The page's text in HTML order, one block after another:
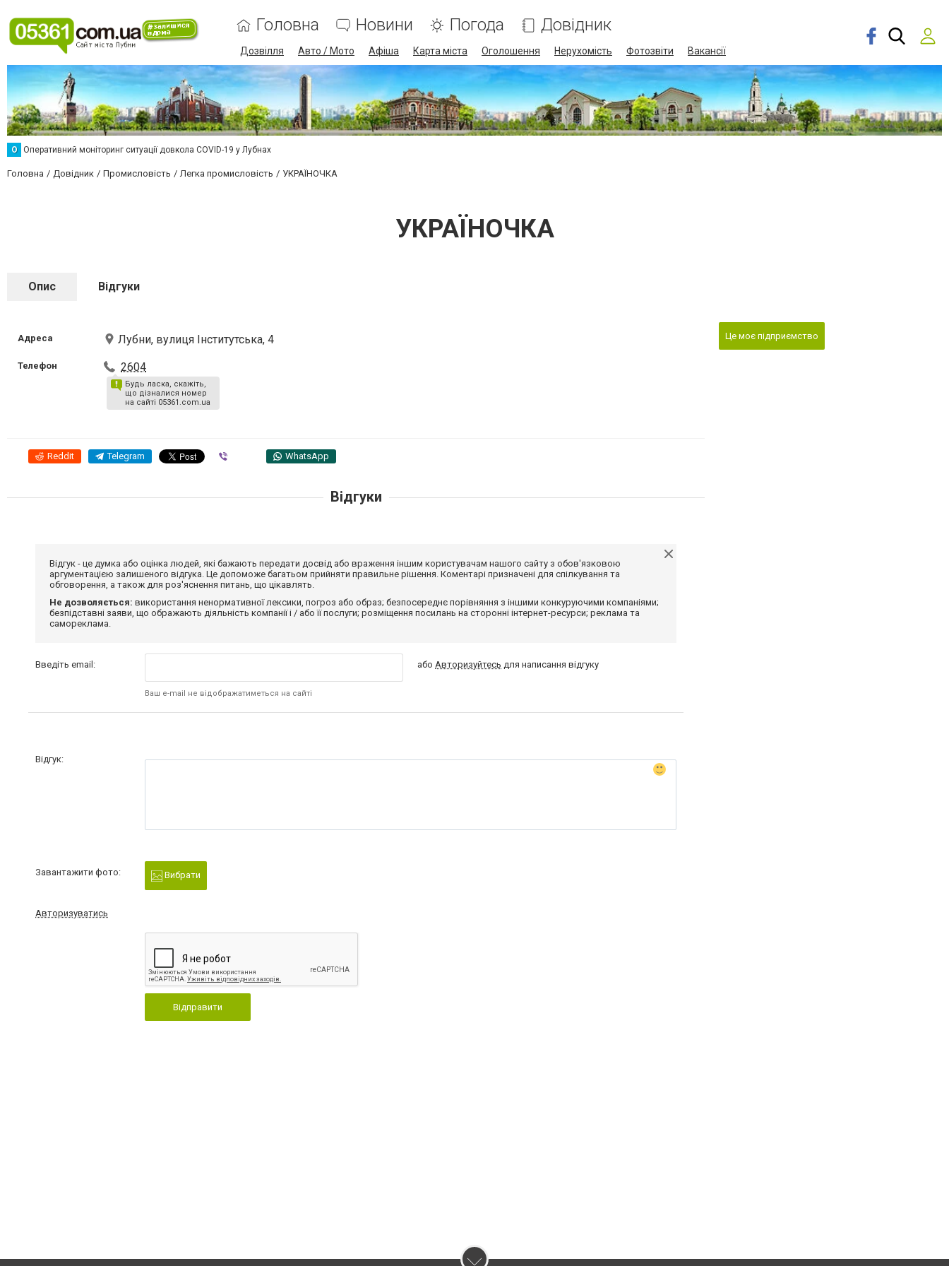
Головна Новини Погода Довідник
Дозвілля Авто / Мото Афіша Карта міста Оголошення Нерухомість Фотозвіти Вакансії
О Оперативний моніторинг ситуації довкола COVID-19 у Лубнах
Головна Довідник Промисловість Легка промисловість УКРАЇНОЧКА
УКРАЇНОЧКА
Опис Відгуки
Адреса Лубни, вулиця Інститутська, 4
Телефон 2604
Будь ласка, скажіть,
що дізналися номер
на сайті 05361.com.ua
Reddit Telegram WhatsApp
Це моє підприємство
Відгуки
Відгук - це думка або оцінка людей, які бажають передати досвід або враження іншим користувачам нашого сайту з обов'язковою
аргументацією залишеного відгука. Це допоможе багатьом прийняти правильне рішення. Коментарі призначені для спілкування та
обговорення, а також для роз'яснення питань, що цікавлять.
Не дозволяється: використання ненормативної лексики, погроз або образ; безпосереднє порівняння з іншими конкуруючими компаніями;
безпідставні заяви, що ображають діяльність компанії і / або її послуги; розміщення посилань на сторонні інтернет-ресурси; реклама та
самореклама.
Введіть email:
Ваш e-mail не відображатиметься на сайті
абоАвторизуйтесь для написання відгуку
Відгук:
Завантажити фото: Вибрати
Авторизуватись
Відправити